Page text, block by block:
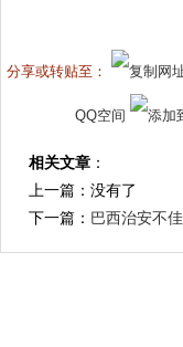
分享或转贴至：
QQ空间
相关文章 ：
上一篇：没有了
下一篇： 巴西治安不